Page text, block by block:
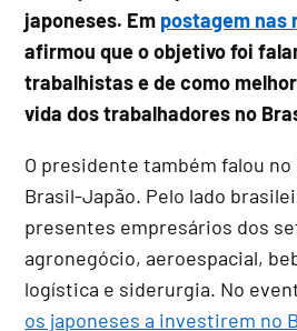
japoneses. Em postagem nas
afirmou que o objetivo foi
trabalhistas e de como
vida dos trabalhadores no
O presidente também falou
Brasil-Japão. Pelo lado
presentes empresários dos
agronegócio, aeroespacial,
logística e siderurgia. No
os japoneses a investirem no